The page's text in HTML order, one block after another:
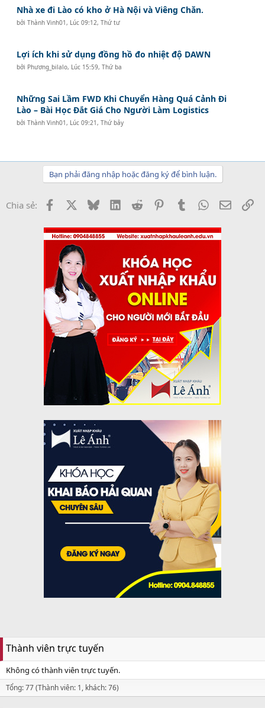
Nhà xe đi Lào có kho ở Hà Nội và Viêng Chăn.
bởiThành Vinh01, Lúc 09:12, Thứ tư
Lợi ích khi sử dụng đồng hồ đo nhiệt độ DAWN
bởi Phương_bilalo, Lúc 15:59, Thứ ba
Những Sai Lầm FWD Khi Chuyển Hàng Quá Cảnh Đi
Lào – Bài Học Đắt Giá Cho Người Làm Logistics
bởiThành Vinh01, Lúc 09:21, Thứ bảy
Bạn phải đăng nhập hoặc đăng ký để bình luận.
Chia sẻ: Facebook BlueskyLinkedInReddit PinterestTumblrWhatsApp
Email
Thành viên trực tuyến
Không có thành viên trực tuyến.
Tổng: 77 (Thành viên: 1, khách: 76)